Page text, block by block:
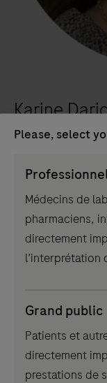
Karine
Chef de produit
Please, select
Picker
component
Médecins de
pharmaciens,
directement
l’interprétation
Grand public
Patients et
directement
prestations de